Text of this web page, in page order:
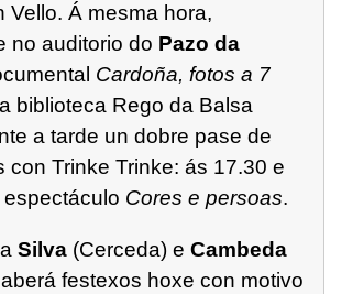
Vello. Á mesma hora,
no auditorio do Pazo da
Cardoña, fotos a 7
biblioteca Rego da Balsa
a tarde un dobre pase de
con Trinke Trinke: ás 17.30 e
Cores e persoas.
Silva (Cerceda) e Cambeda
festexos hoxe con motivo